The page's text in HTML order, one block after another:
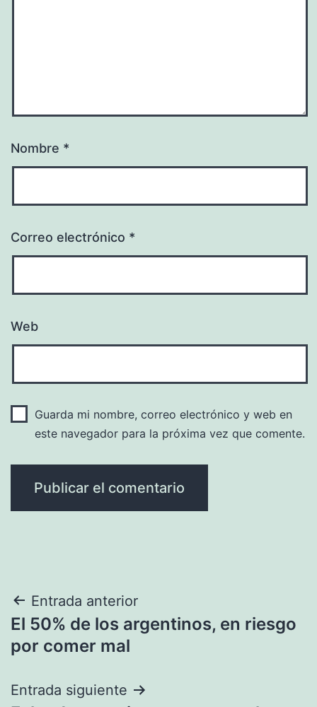
Nombre *
Correo electrónico *
Web
Guarda mi nombre, correo electrónico y web en
este navegador para la próxima vez que comente.
Navegación
de
Entrada anterior
El 50% de los argentinos, en riesgo
por comer mal
Entrada siguiente